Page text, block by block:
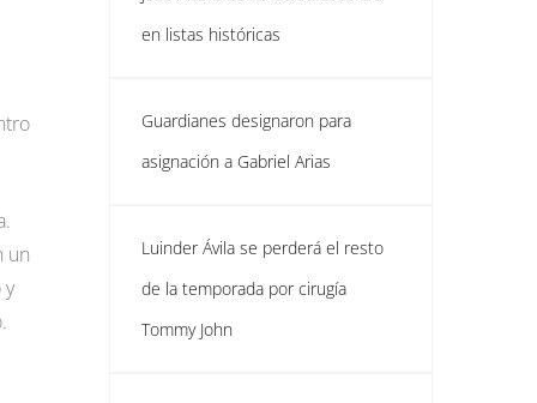
un
y
en listas históricas
Guardianes designaron para
asignación a Gabriel Arias
Luinder Ávila se perderá el resto
de la temporada por cirugía
Tommy John